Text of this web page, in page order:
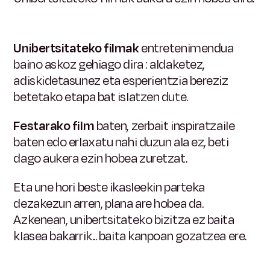
Unibertsitateko filmakentretenimendua
baino askoz gehiagodira: aldaketez,
adiskidetasunez eta esperientzia bereziz
betetako etapa bat islatzen dute.
Festarako filmbaten, zerbait inspiratzaile
baten edo erlaxatu nahi duzun alaez, beti
dago aukera ezin hobea zuretzat.
Eta une hori beste ikasleekin parteka
dezakezun arren, plana are hobea da.
Azkenean, unibertsitateko bizitza ez baita
klasea bakarrik... baita kanpoan gozatzea ere.